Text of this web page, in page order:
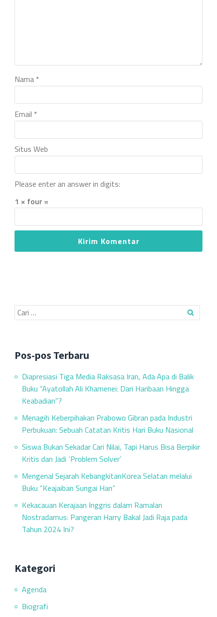
Nama *
Email *
Situs Web
Please enter an answer in digits:
1 × four =
Pos-pos Terbaru
Diapresiasi Tiga Media Raksasa Iran, Ada Apa di Balik
Buku “Ayatollah Ali Khamenei: Dari Haribaan Hingga
Keabadian”?
Menagih Keberpihakan Prabowo Gibran pada Industri
Perbukuan: Sebuah Catatan Kritis Hari Buku Nasional
Siswa Bukan Sekadar Cari Nilai, Tapi Harus Bisa Berpikir
Kritis dan Jadi ‘Problem Solver’
Mengenal Sejarah KebangkitanKorea Selatan melalui
Buku “Keajaiban Sungai Han”
Kekacauan Kerajaan Inggris dalam Ramalan
Nostradamus: Pangeran Harry Bakal Jadi Raja pada
Tahun 2024 Ini?
Kategori
Agenda
Biografi